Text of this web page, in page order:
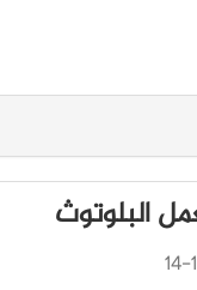
البلوتوث
14-